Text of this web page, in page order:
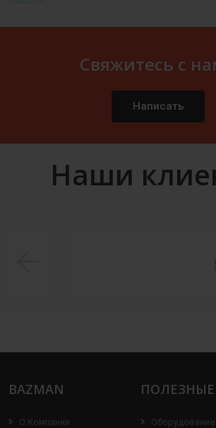
Свяжитесь с
Написать
Наши
BAZMAN
О Компании Оборудование